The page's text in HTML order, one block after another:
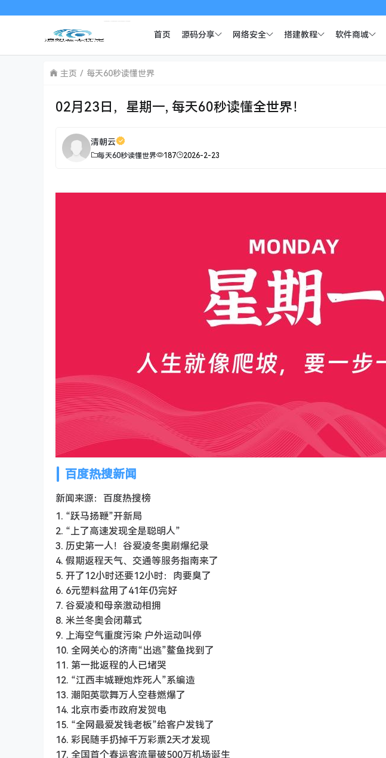
首页 源码分享 网络安全 搭建教程 软件商城
主页 每天60秒读懂世界
02月23日，星期一, 每天60秒读懂全世界！
清朝云
每天60秒读懂世界 187 2026-2-23
百度热搜新闻
新闻来源：百度热搜榜
1. “跃马扬鞭”开新局
2. “上了高速发现全是聪明人”
3. 历史第一人！谷爱凌冬奥刷爆纪录
4. 假期返程天气、交通等服务指南来了
5. 开了12小时还要12小时：肉要臭了
6. 6元塑料盆用了41年仍完好
7. 谷爱凌和母亲激动相拥
8. 米兰冬奥会闭幕式
9. 上海空气重度污染 户外运动叫停
10. 全网关心的济南“出逃”鳌鱼找到了
11. 第一批返程的人已堵哭
12. “江西丰城鞭炮炸死人”系编造
13. 潮阳英歌舞万人空巷燃爆了
14. 北京市委市政府发贺电
15. “全网最爱发钱老板”给客户发钱了
16. 彩民随手扔掉千万彩票2天才发现
17. 全国首个春运客流量破500万机场诞生